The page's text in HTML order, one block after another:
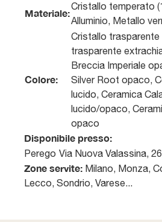
Materiale:
Cristallo temperato
Alluminio, Metallo
Colore:
Cristallo
trasparente
Breccia Imperiale
Silver Root opaco,
lucido, Ceramica
lucido/opaco,
opaco
Disponibile presso:
Perego Via Nuova Valassina,
Zone servite: Milano, Monza,
Lecco, Sondrio, Varese...